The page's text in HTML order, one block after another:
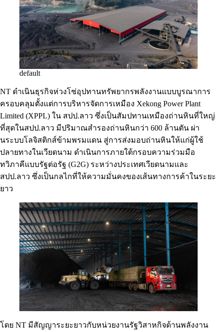
default
NT ดำเนินธุรกิจห่วงโซ่อุปทานทรัพยากรพลังงานแบบบูรณาการ
ครอบคลุมตั้งแต่การบริหารจัดการเหมือง Xekong Power Plant
Limited (XPPL) ใน สปป.ลาว ซึ่งเป็นสัมปทานเหมืองถ่านหินที่ใหญ่
ที่สุดในสปป.ลาว มีปริมาณสำรองถ่านหินกว่า 600 ล้านตัน ผ่า
นระบบโลจิสติกส์ข้ามพรมแดน สู่การส่งมอบถ่านหินให้แก่ผู้ใช้
ปลายทางในเวียดนาม ดำเนินการภายใต้กรอบความร่วมมือ
ทวิภาคีแบบรัฐต่อรัฐ (G2G) ระหว่างประเทศเวียดนามและ
สปป.ลาว ซึ่งเป็นกลไกที่ให้ความมั่นคงของเส้นทางการค้าในระยะ
ยาว
โดย NT มีสัญญาระยะยาวกับหน่วยงานรัฐวิสาหกิจด้านพลังงาน